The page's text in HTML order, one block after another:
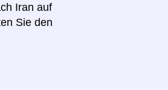
Iran auf
Sie den